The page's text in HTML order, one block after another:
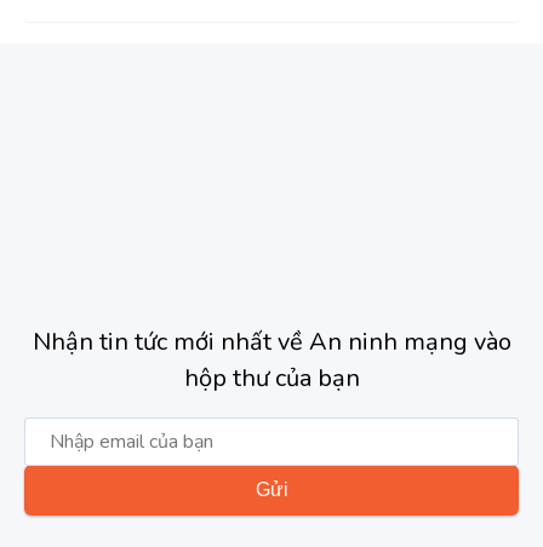
Nhận tin tức mới nhất về An ninh mạng vào
hộp thư của bạn